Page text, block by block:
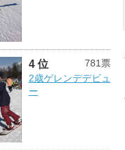
4 位
781票
2歳ゲレンデデビュ
ー